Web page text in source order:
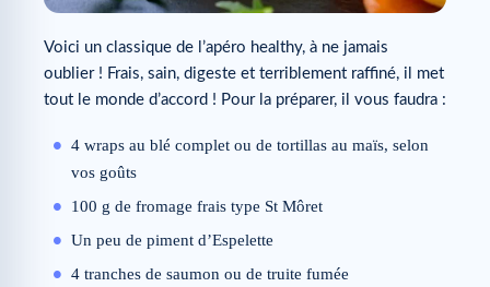
Voici un classique de l’apéro healthy, à ne jamais
oublier ! Frais, sain, digeste et terriblement raffiné, il met
tout le monde d’accord ! Pour la préparer, il vous faudra :
4 wraps au blé complet ou de tortillas au maïs, selon
vos goûts
100 g de fromage frais type St Môret
Un peu de piment d’Espelette
4 tranches de saumon ou de truite fumée